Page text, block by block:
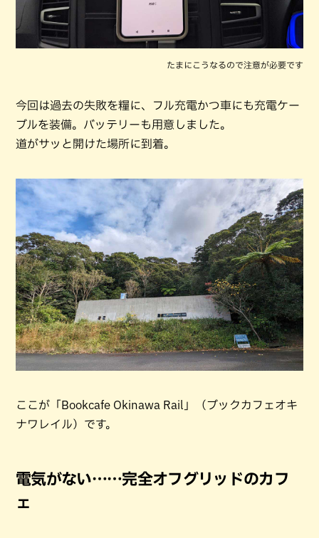
たまにこうなるので注意が必要です
今回は過去の失敗を糧に、フル充電かつ車にも充電ケー
ブルを装備。バッテリーも用意しました。
道がサッと開けた場所に到着。
ここが「Bookcafe Okinawa Rail」（ブックカフェオキ
ナワレイル）です。
電気がない……完全オフグリッドのカフ
ェ